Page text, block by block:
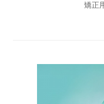
矯正